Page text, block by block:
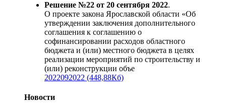
Решение №22 от 20 сентября 2022.
О проекте закона Ярославской области «Об
утверждении заключения дополнительного
соглашения к соглашению о
софинансировании расходов областного
бюджета и (или) местного бюджета в целях
реализации мероприятий по строительству и
(или) реконструкции объе
2022092022 (448,88Кб)
Новости